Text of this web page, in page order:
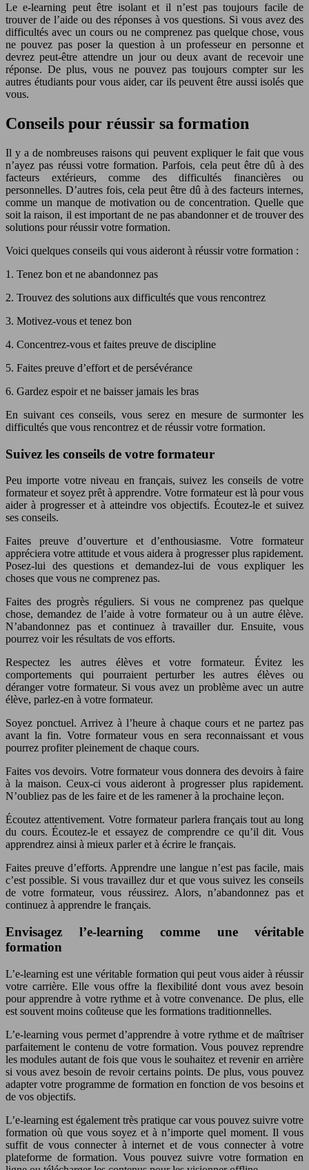
Le e-learning peut être isolant et il n’est pas toujours facile de
trouver de l’aide ou des réponses à vos questions. Si vous avez des
difficultés avec un cours ou ne comprenez pas quelque chose, vous
ne pouvez pas poser la question à un professeur en personne et
devrez peut-être attendre un jour ou deux avant de recevoir une
réponse. De plus, vous ne pouvez pas toujours compter sur les
autres étudiants pour vous aider, car ils peuvent être aussi isolés que
vous.
Conseils pour réussir sa formation
Il y a de nombreuses raisons qui peuvent expliquer le fait que vous
n’ayez pas réussi votre formation. Parfois, cela peut être dû à des
facteurs extérieurs, comme des difficultés financières ou
personnelles. D’autres fois, cela peut être dû à des facteurs internes,
comme un manque de motivation ou de concentration. Quelle que
soit la raison, il est important de ne pas abandonner et de trouver des
solutions pour réussir votre formation.
Voici quelques conseils qui vous aideront à réussir votre formation :
1. Tenez bon et ne abandonnez pas
2. Trouvez des solutions aux difficultés que vous rencontrez
3. Motivez-vous et tenez bon
4. Concentrez-vous et faites preuve de discipline
5. Faites preuve d’effort et de persévérance
6. Gardez espoir et ne baisser jamais les bras
En suivant ces conseils, vous serez en mesure de surmonter les
difficultés que vous rencontrez et de réussir votre formation.
Suivez les conseils de votre formateur
Peu importe votre niveau en français, suivez les conseils de votre
formateur et soyez prêt à apprendre. Votre formateur est là pour vous
aider à progresser et à atteindre vos objectifs. Écoutez-le et suivez
ses conseils.
Faites preuve d’ouverture et d’enthousiasme. Votre formateur
appréciera votre attitude et vous aidera à progresser plus rapidement.
Posez-lui des questions et demandez-lui de vous expliquer les
choses que vous ne comprenez pas.
Faites des progrès réguliers. Si vous ne comprenez pas quelque
chose, demandez de l’aide à votre formateur ou à un autre élève.
N’abandonnez pas et continuez à travailler dur. Ensuite, vous
pourrez voir les résultats de vos efforts.
Respectez les autres élèves et votre formateur. Évitez les
comportements qui pourraient perturber les autres élèves ou
déranger votre formateur. Si vous avez un problème avec un autre
élève, parlez-en à votre formateur.
Soyez ponctuel. Arrivez à l’heure à chaque cours et ne partez pas
avant la fin. Votre formateur vous en sera reconnaissant et vous
pourrez profiter pleinement de chaque cours.
Faites vos devoirs. Votre formateur vous donnera des devoirs à faire
à la maison. Ceux-ci vous aideront à progresser plus rapidement.
N’oubliez pas de les faire et de les ramener à la prochaine leçon.
Écoutez attentivement. Votre formateur parlera français tout au long
du cours. Écoutez-le et essayez de comprendre ce qu’il dit. Vous
apprendrez ainsi à mieux parler et à écrire le français.
Faites preuve d’efforts. Apprendre une langue n’est pas facile, mais
c’est possible. Si vous travaillez dur et que vous suivez les conseils
de votre formateur, vous réussirez. Alors, n’abandonnez pas et
continuez à apprendre le français.
Envisagez l’e-learning comme une véritable
formation
L’e-learning est une véritable formation qui peut vous aider à réussir
votre carrière. Elle vous offre la flexibilité dont vous avez besoin
pour apprendre à votre rythme et à votre convenance. De plus, elle
est souvent moins coûteuse que les formations traditionnelles.
L’e-learning vous permet d’apprendre à votre rythme et de maîtriser
parfaitement le contenu de votre formation. Vous pouvez reprendre
les modules autant de fois que vous le souhaitez et revenir en arrière
si vous avez besoin de revoir certains points. De plus, vous pouvez
adapter votre programme de formation en fonction de vos besoins et
de vos objectifs.
L’e-learning est également très pratique car vous pouvez suivre votre
formation où que vous soyez et à n’importe quel moment. Il vous
suffit de vous connecter à internet et de vous connecter à votre
plateforme de formation. Vous pouvez suivre votre formation en